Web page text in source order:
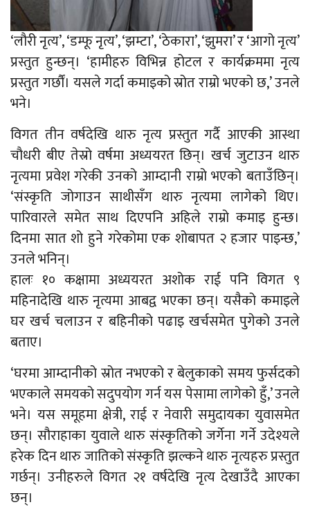
‘लौरी नृत्य’, ‘डम्फू नृत्य’, ‘झम्टा’, ‘ठेकारा’, ‘झुमरा’ र ‘आगो नृत्य’
प्रस्तुत हुन्छन्। ‘हामीहरु विभिन्न होटल र कार्यक्रममा नृत्य
प्रस्तुत गर्छौं। यसले गर्दा कमाइको स्रोत राम्रो भएको छ,’ उनले
भने।
विगत तीन वर्षदेखि थारु नृत्य प्रस्तुत गर्दै आएकी आस्था
चौधरी बीए तेस्रो वर्षमा अध्ययरत छिन्। खर्च जुटाउन थारु
नृत्यमा प्रवेश गरेकी उनको आम्दानी राम्रो भएको बताउँछिन्।
‘संस्कृति जोगाउन साथीसँग थारु नृत्यमा लागेको थिए।
पारिवारले समेत साथ दिएपनि अहिले राम्रो कमाइ हुन्छ।
दिनमा सात शो हुने गरेकोमा एक शोबापत २ हजार पाइन्छ,’
उनले भनिन्।
हालः १० कक्षामा अध्ययरत अशोक राई पनि विगत ९
महिनादेखि थारु नृत्यमा आबद्व भएका छन्। यसैको कमाइले
घर खर्च चलाउन र बहिनीको पढाइ खर्चसमेत पुगेको उनले
बताए।
‘घरमा आम्दानीको स्रोत नभएको र बेलुकाको समय फुर्सदको
भएकाले समयको सदुपयोग गर्न यस पेसामा लागेको हुँ,’ उनले
भने। यस समूहमा क्षेत्री, राई र नेवारी समुदायका युवासमेत
छन्। सौराहाका युवाले थारु संस्कृतिको जर्गेना गर्ने उदेश्यले
हरेक दिन थारु जातिको संस्कृति झल्कने थारु नृत्यहरु प्रस्तुत
गर्छन्। उनीहरुले विगत २१ वर्षदेखि नृत्य देखाउँदै आएका
छन्।